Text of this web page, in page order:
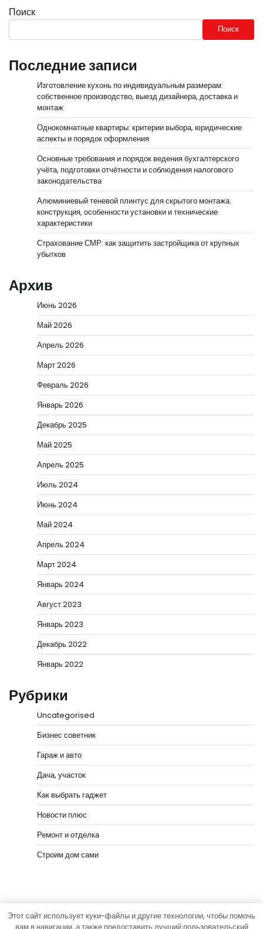
Поиск
Поиск
Последние записи
Изготовление кухонь по индивидуальным размерам:
собственное производство, выезд дизайнера, доставка и
монтаж
Однокомнатные квартиры: критерии выбора, юридические
аспекты и порядок оформления
Основные требования и порядок ведения бухгалтерского
учёта, подготовки отчётности и соблюдения налогового
законодательства
Алюминиевый теневой плинтус для скрытого монтажа:
конструкция, особенности установки и технические
характеристики
Страхование СМР: как защитить застройщика от крупных
убытков
Архив
Июнь 2026
Май 2026
Апрель 2026
Март 2026
Февраль 2026
Январь 2026
Декабрь 2025
Май 2025
Апрель 2025
Июль 2024
Июнь 2024
Май 2024
Апрель 2024
Март 2024
Январь 2024
Август 2023
Январь 2023
Декабрь 2022
Январь 2022
Рубрики
Uncategorised
Бизнес советник
Гараж и авто
Дача, участок
Как выбрать гаджет
Новости плюс
Ремонт и отделка
Строим дом сами
Copyright © 2026Мастера РемонтаТема News Bank
Этот сайт использует куки-файлы и другие технологии, чтобы помочь
вам в навигации, а также предоставить лучший пользовательский